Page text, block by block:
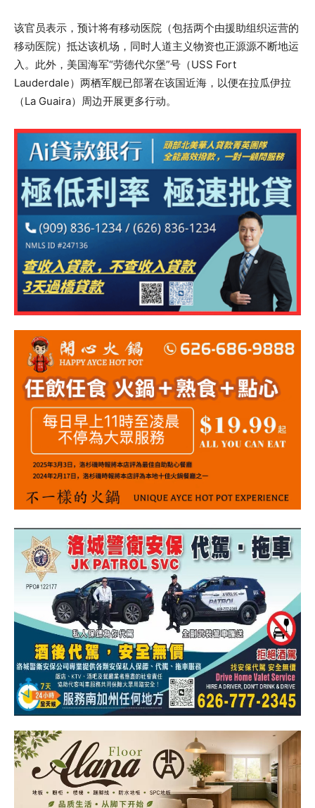
该官员表示，预计将有移动医院（包括两个由援助组织运营的
移动医院）抵达该机场，同时人道主义物资也正源源不断地运
入。此外，美国海军“劳德代尔堡”号（USS Fort
Lauderdale）两栖军舰已部署在该国近海，以便在拉瓜伊拉
（La Guaira）周边开展更多行动。